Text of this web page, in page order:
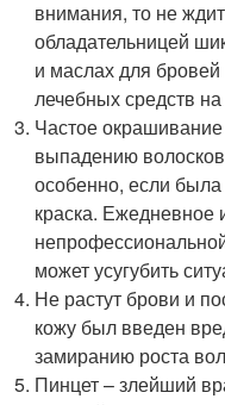
внимания, то не
обладательницей
и маслах для бровей
лечебных средств
Частое
выпадению
особенно, если
краска. Ежедневное
может усугубить
Не растут брови и
кожу был введен
замиранию роста
Пинцет – злейший